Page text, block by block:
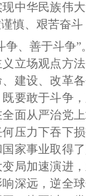
中华民族伟
慎、艰苦奋
争、善于斗争
立场观点方
建设、改革
要敢于斗争
面从严治党
压力下吞下
家事业取得
局加速演进
响深远，逆全